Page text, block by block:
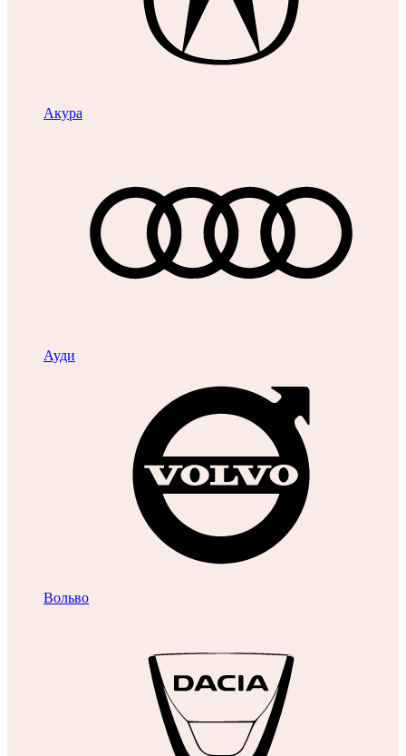
Акура
Ауди
Вольво